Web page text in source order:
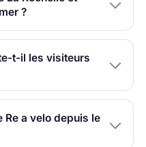
?
t-il les visiteurs
Re a velo depuis le